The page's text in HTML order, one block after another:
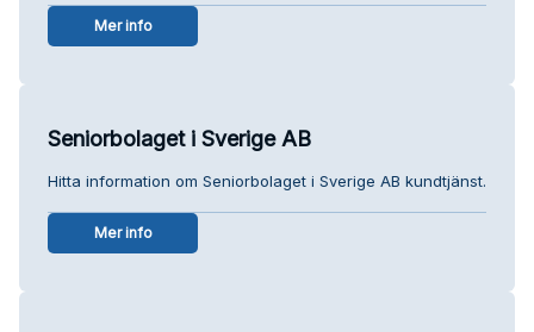
Mer info
Seniorbolaget i Sverige AB
Hitta information om Seniorbolaget i Sverige AB kundtjänst.
Mer info